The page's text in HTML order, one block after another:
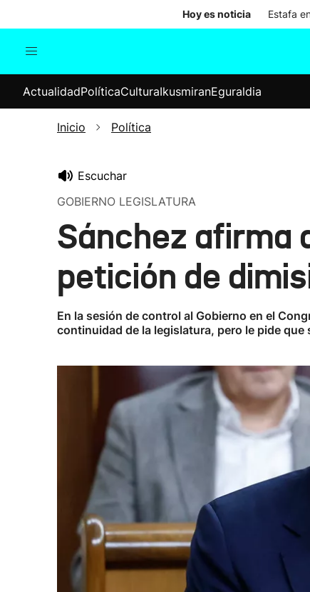
Hoy es noticia Estafa
Internacional
Elecciones
ActualidadPolíticaCulturaIkusmiranEguraldia
Inicio Política
Escuchar
GOBIERNO LEGISLATURA
Sánchez afirma
petición de
En la sesión de control al Gobierno en el
continuidad de la legislatura, pero le pide